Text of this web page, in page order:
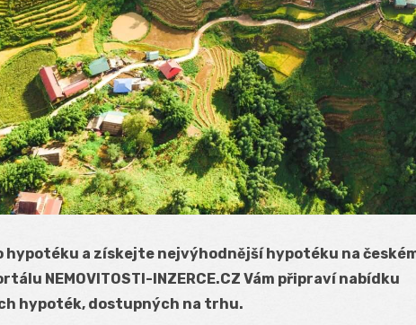
hypotéku a získejte nejvýhodnější hypotéku na
NEMOVITOSTI-INZERCE.CZ Vám připraví nabídku
hypoték, dostupných na trhu.